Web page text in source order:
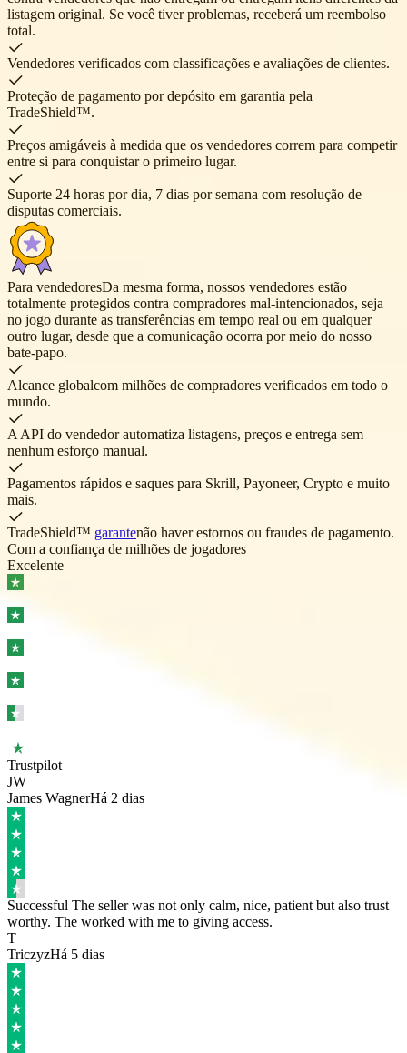
listagem original. Se você tiver problemas, receberá um reembolso
total.
Vendedores verificados com classificações e avaliações de clientes.
Proteção de pagamento por depósito em garantia pela
TradeShield™.
Preços amigáveis à medida que os vendedores correm para competir
entre si para conquistar o primeiro lugar.
Suporte 24 horas por dia, 7 dias por semana com resolução de
disputas comerciais.
Para vendedoresDa mesma forma, nossos vendedores estão
totalmente protegidos contra compradores mal-intencionados, seja
no jogo durante as transferências em tempo real ou em qualquer
outro lugar, desde que a comunicação ocorra por meio do nosso
bate-papo.
Alcance globalcom milhões de compradores verificados em todo o
mundo.
A API do vendedorautomatiza listagens, preços e entrega sem
nenhum esforço manual.
Pagamentos rápidos e saques para Skrill, Payoneer, Crypto e muito
mais.
TradeShield™ garantenão haver estornos ou fraudes de pagamento.
Com a confiança de milhões de jogadores
Excelente
Trustpilot
JW
James WagnerHá 2 dias
Successful The seller was not only calm, nice, patient but also trust
worthy. The worked with me to giving access.
T
TriczyzHá 5 dias